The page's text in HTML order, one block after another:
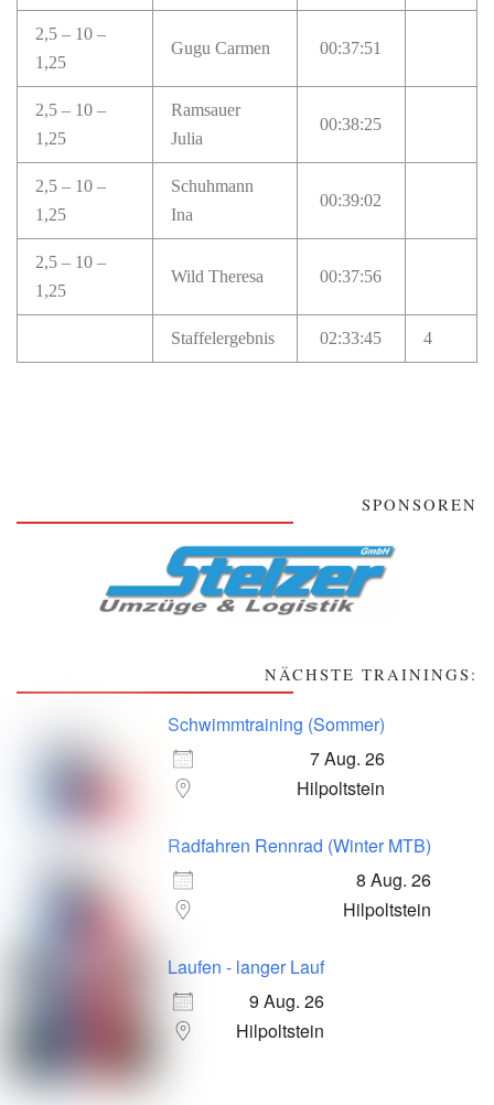
2,5 – 10 –
1,25
Gugu Carmen 00:37:51
2,5 – 10 –
1,25
Ramsauer
Julia
00:38:25
2,5 – 10 –
1,25
Schuhmann
Ina
00:39:02
2,5 – 10 –
1,25
Wild Theresa 00:37:56
Staffelergebnis 02:33:45 4
SPONSOREN
NÄCHSTE TRAININGS:
Schwimmtraining (Sommer)
7 Aug. 26
Hilpoltstein
Radfahren Rennrad (Winter MTB)
8 Aug. 26
Hilpoltstein
Laufen - langer Lauf
9 Aug. 26
Hilpoltstein